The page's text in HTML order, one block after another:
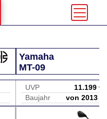
Yamaha
MT-09
UVP
11.199 €
Baujahr
von 2013